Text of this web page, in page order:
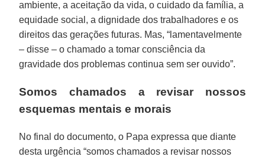
ambiente, a aceitação da vida, o cuidado da família, a
equidade social, a dignidade dos trabalhadores e os
direitos das gerações futuras. Mas, “lamentavelmente
– disse – o chamado a tomar consciência da
gravidade dos problemas continua sem ser ouvido”.
Somos chamados a revisar nossos
esquemas mentais e morais
No final do documento, o Papa expressa que diante
desta urgência “somos chamados a revisar nossos